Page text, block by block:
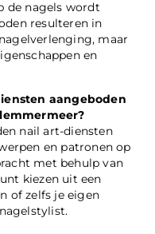
de nagels wordt
resulteren in
maar
en
aangeboden
nail art-diensten
en patronen op
met behulp van
kiezen uit een
of zelfs je eigen